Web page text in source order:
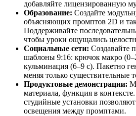
добавляйте лицензированную
Образование: Создайте
объясняющих промптов 2D и
Поддерживайте
чтобы уроки ощущались
Социальные сети: Создавайте
шаблоны 9:16: крючок макро
кульминация (6–9 с). Пакетно
меняя только существительные
Продуктовые демонстрации:
материала, функция в
студийные установки позволяют
освещения между промптами.